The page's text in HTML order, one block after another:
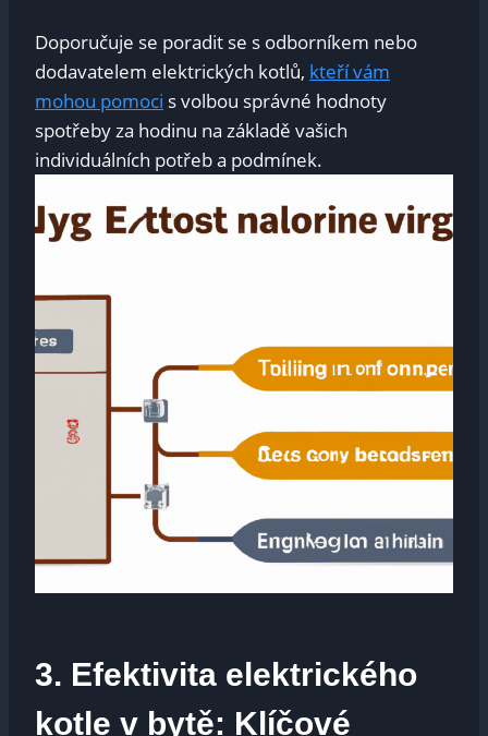
Doporučuje se poradit se‍ s ‍odborníkem nebo
dodavatelem elektrických kotlů, kteří vám
mohou​ pomoci s volbou správné hodnoty⁤
spotřeby za‍ hodinu na základě vašich
individuálních potřeb a ‍podmínek.
3.⁢ Efektivita elektrického
kotle v bytě: Klíčové